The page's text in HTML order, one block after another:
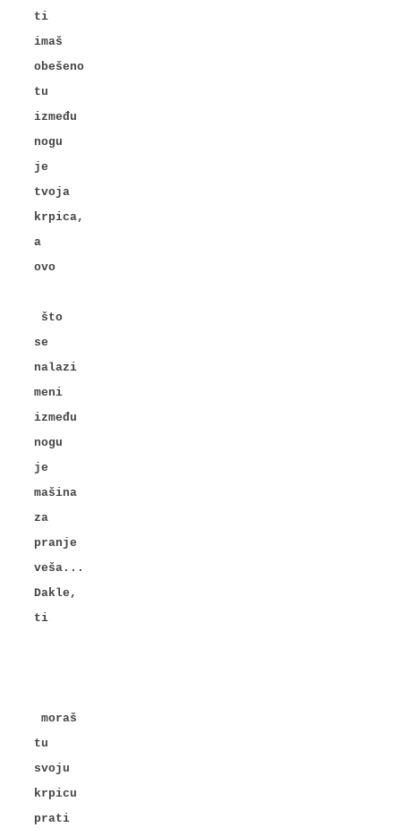
ti
imaš
obešeno
tu
između
nogu
je
tvoja
krpica,
a
ovo
što
se
nalazi
meni
između
nogu
je
mašina
za
pranje
veša...
Dakle,
ti
moraš
tu
svoju
krpicu
prati